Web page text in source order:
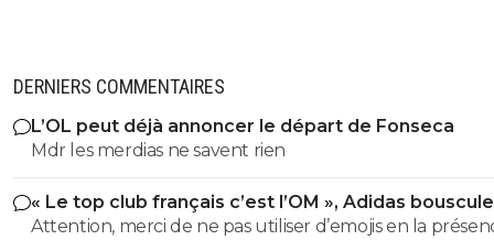
DERNIERS COMMENTAIRES
L’OL peut déjà annoncer le départ de Fonseca
Mdr les merdias ne savent rien
« Le top club français c’est l’OM », Adidas
PSG
Attention, merci de ne pas utiliser d’emojis en la